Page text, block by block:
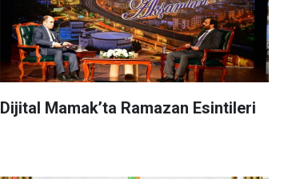
Dijital Mamak’ta Ramazan Esintileri